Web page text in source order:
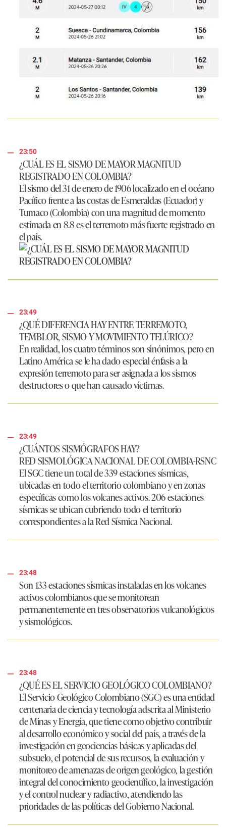
23:50
¿CUÁL ES EL SISMO DE MAYOR MAGNITUD
REGISTRADO EN COLOMBIA?
El sismo del 31 de enero de 1906 localizado en el océano
Pacífico frente a las costas de Esmeraldas (Ecuador) y
Tumaco (Colombia) con una magnitud de momento
estimada en 8.8 es el terremoto más fuerte registrado en
el país.
23:49
¿QUÉ DIFERENCIA HAY ENTRE TERREMOTO,
TEMBLOR, SISMO Y MOVIMIENTO TELÚRICO?
En realidad, los cuatro términos son sinónimos, pero en
Latino América se le ha dado especial énfasis a la
expresión terremoto para ser asignada a los sismos
destructores o que han causado víctimas.​​
23:49
¿CUÁNTOS SISMÓGRAFOS HAY?
RED SISMOLÓGICA NACIONAL DE COLOMBIA-RSNC
​El SGC tiene un total de 339 estaciones sísmicas,
ubicadas en todo el territorio colombiano y en zonas
específicas como los volcanes activos. 206 estaciones
sísmicas se ubican cubriendo todo el territorio
correspondientes a la Red Sísmica Nacional.
23:48
Son 133 estaciones sísmicas instaladas en los volcanes
activos colombianos que se monitorean
permanentemente en tres observatorios vulcanológicos
y sismológicos.
23:48
¿QUÉ ES EL SERVICIO GEOLÓGICO COLOMBIANO?
El Servicio Geológico Colombiano (SGC) es una entidad
centenaria de ciencia y tecnología adscrita al Ministerio
de Minas y Energía, que tiene como objetivo contribuir
al desarrollo económico y social del país, a través de la
investigación en geociencias básicas y aplicadas del
subsuelo, el potencial de sus recursos, la evaluación y
monitoreo de amenazas de origen geológico, la gestión
integral del conocimiento geocientífico, la investigación
y el control nuclear y radiactivo, atendiendo las
prioridades de las políticas del Gobierno Nacional.